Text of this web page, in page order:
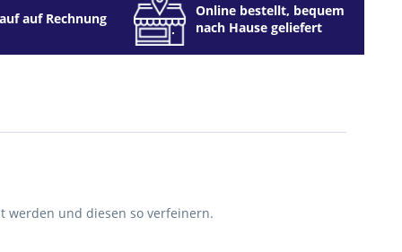
auf Rechnung
Online bestellt, bequem
nach Hause geliefert
werden und diesen so verfeinern.